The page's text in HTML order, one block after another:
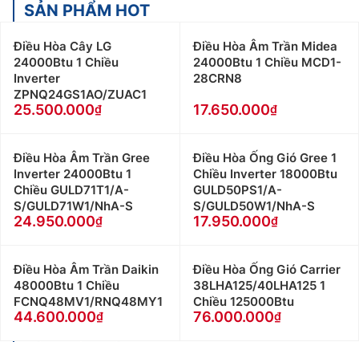
SẢN PHẨM HOT
Điều Hòa Cây LG
24000Btu 1 Chiều
Inverter
ZPNQ24GS1AO/ZUAC1
25.500.000
Điều Hòa Âm Trần Midea
24000Btu 1 Chiều MCD1-
28CRN8
17.650.000
Điều Hòa Âm Trần Gree
Inverter 24000Btu 1
Chiều GULD71T1/A-
S/GULD71W1/NhA-S
24.950.000
Điều Hòa Ống Gió Gree 1
Chiều Inverter 18000Btu
GULD50PS1/A-
S/GULD50W1/NhA-S
17.950.000
Điều Hòa Âm Trần Daikin
48000Btu 1 Chiều
FCNQ48MV1/RNQ48MY1
44.600.000
Điều Hòa Ống Gió Carrier
38LHA125/40LHA125 1
Chiều 125000Btu
76.000.000